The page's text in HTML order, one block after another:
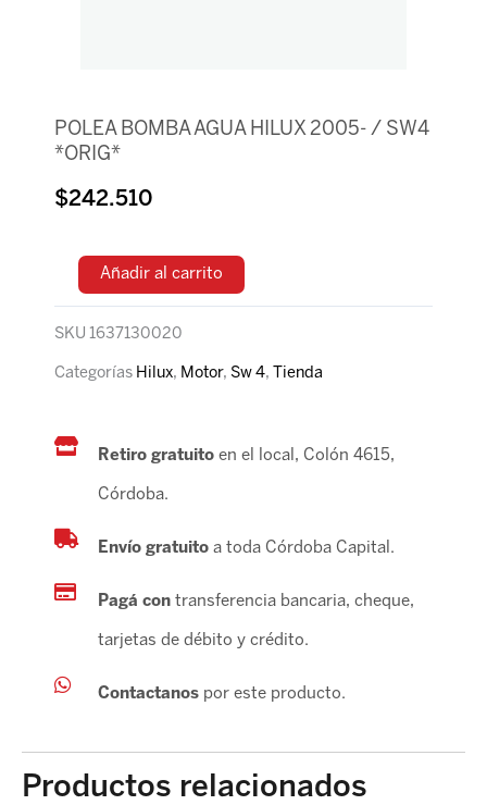
POLEA BOMBA AGUA HILUX 2005- / SW4
*ORIG*
$242.510
Añadir al carrito
SKU 1637130020
Categorías Hilux, Motor, Sw 4, Tienda
Retiro gratuito en el local, Colón 4615,
Córdoba.
Envío gratuitoa toda Córdoba Capital.
Pagá contransferencia bancaria, cheque,
tarjetas de débito y crédito.
Contactanospor este producto.
Productos relacionados